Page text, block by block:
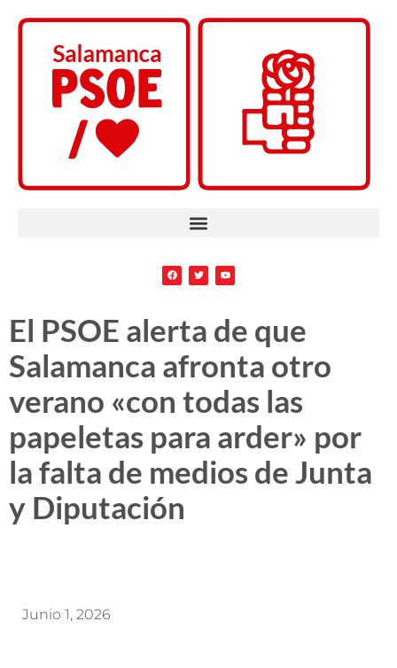
El PSOE alerta de que
Salamanca afronta otro
verano «con todas las
papeletas para arder» por
la falta de medios de Junta
y Diputación
Junio 1, 2026